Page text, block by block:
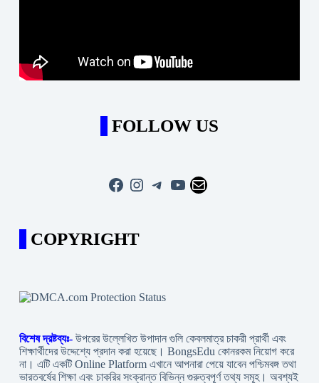
FOLLOW US
Facebook
Instagram
Telegram
YouTube
Mail
COPYRIGHT
বিশেষ দ্রষ্টব্যঃ- উপরের উল্লেখিত উপাদান গুলি কেবলমাত্র চাকরী প্রার্থী এবং
শিক্ষার্থীদের উদ্দেশ্যে প্রদান করা হয়েছে। BongsEdu কোনরকম নিয়োগ করে
না। এটি একটি Online Platform এখানে আপনারা পেয়ে যাবেন পশ্চিমবঙ্গ তথা
ভারতবর্ষের শিক্ষা এবং চাকরির সংক্রান্ত বিভিন্ন গুরুত্বপূর্ণ তথ্য সমূহ। অবশ্যই